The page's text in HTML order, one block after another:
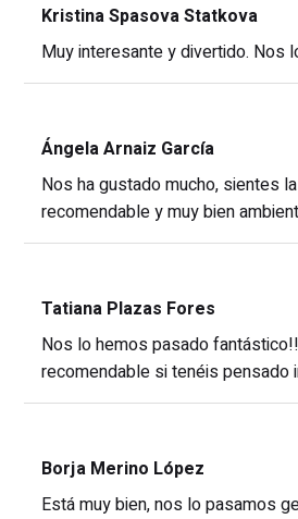
Kristina Spasova Statkova
Muy interesante y divertido. Nos
Ángela Arnaiz García
Nos ha gustado mucho, sientes
recomendable y muy bien
Tatiana Plazas Fores
Nos lo hemos pasado
recomendable si tenéis pensado
Borja Merino López
Está muy bien, nos lo pasamos